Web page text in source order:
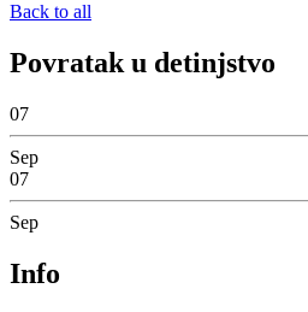
Back to all
Povratak u detinjstvo
07
Sep
07
Sep
Info